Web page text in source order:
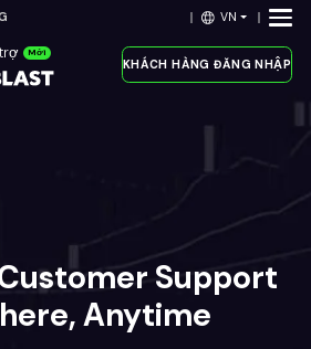
VN
Mới
KHÁCH HÀNG ĐĂNG NHẬP
Support
Anytime